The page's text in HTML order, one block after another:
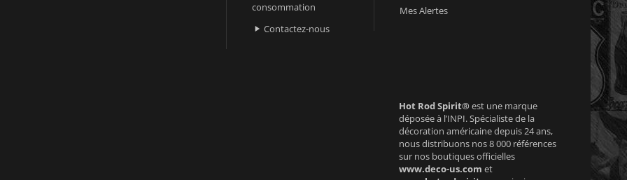
consommation
 Contactez-nous
Mes Alertes
Hot Rod Spirit®est une marque
déposée à l’INPI. Spécialiste de la
décoration américaine depuis 24 ans,
nous distribuons nos 8 000 références
sur nos boutiques officielles
www.deco-us.com et